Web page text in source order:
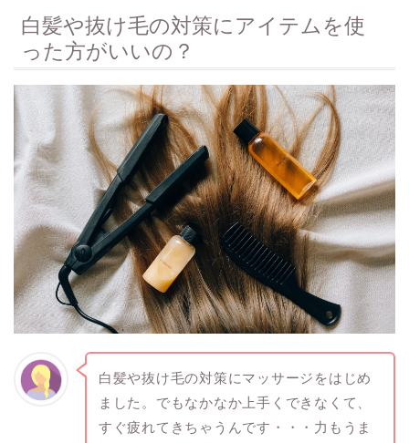
白髪や抜け毛の対策にアイテムを使
った方がいいの？
白髪や抜け毛の対策にマッサージをはじめ
ました。でもなかなか上手くできなくて、
すぐ疲れてきちゃうんです・・・力もうま